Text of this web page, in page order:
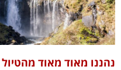
נהננו מאוד מאוד מהטיול